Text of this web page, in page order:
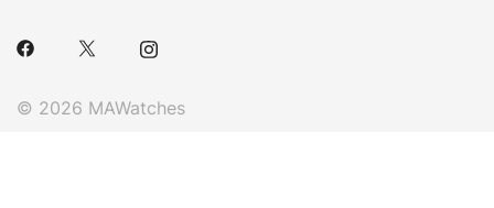
© 2026 MAWatches